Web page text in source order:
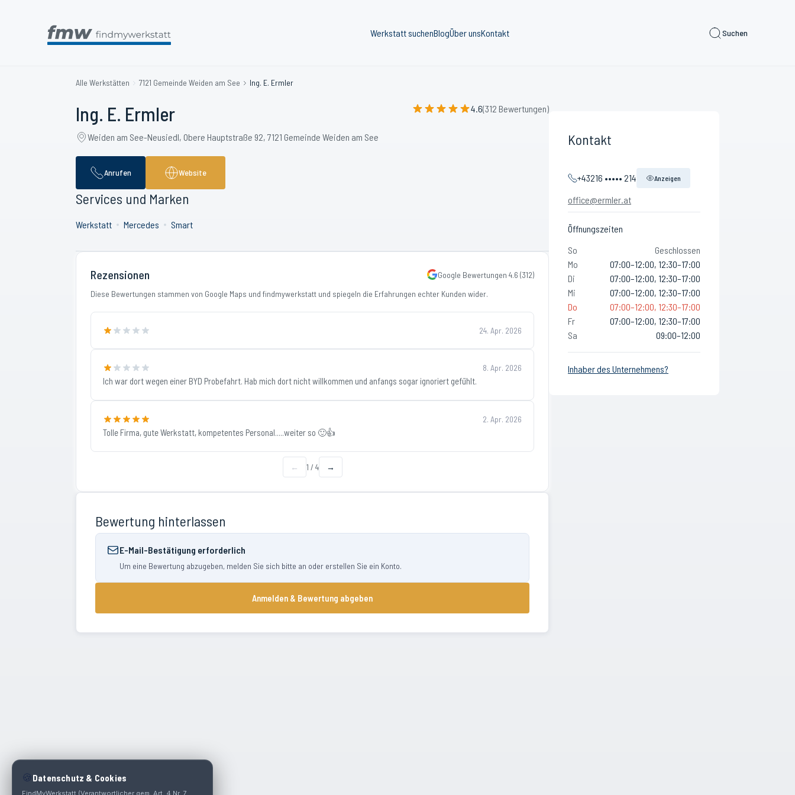
Werkstatt suchenBlogÜber unsKontakt Suchen
Alle Werkstätten 7121 Gemeinde Weiden am See Ing. E. Ermler
Ing. E. Ermler 4.6(312 Bewertungen)
Weiden am See-Neusiedl, Obere Hauptstraße 92, 7121 Gemeinde Weiden am See
Anrufen Website
Services und Marken
Werkstatt Mercedes Smart
Rezensionen Google Bewertungen 4.6 (312)
Diese Bewertungen stammen von Google Maps und findmywerkstatt und spiegeln die Erfahrungen echter Kunden wider.
24. Apr. 2026
8. Apr. 2026
Ich war dort wegen einer BYD Probefahrt. Hab mich dort nicht willkommen und anfangs sogar ignoriert gefühlt.
2. Apr. 2026
Tolle Firma, gute Werkstatt, kompetentes Personal.....weiter so 🙂👍
← 1 / 4 →
Bewertung hinterlassen
E-Mail-Bestätigung erforderlich
Um eine Bewertung abzugeben, melden Sie sich bitte an oder erstellen Sie ein Konto.
Anmelden & Bewertung abgeben
Kontakt
+43216 ••••• 214 Anzeigen
office@ermler.at
Öffnungszeiten
So
Geschlossen
Mo
07:00–12:00, 12:30–17:00
Di
07:00–12:00, 12:30–17:00
Mi
07:00–12:00, 12:30–17:00
Do
07:00–12:00, 12:30–17:00
Fr
07:00–12:00, 12:30–17:00
Sa
09:00–12:00
Inhaber des Unternehmens?
🍪 Datenschutz & Cookies
FindMyWerkstatt (Verantwortlicher gem. Art. 4 Nr. 7